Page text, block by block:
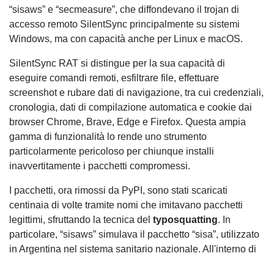
“sisaws” e “secmeasure”, che diffondevano il trojan di
accesso remoto SilentSync principalmente su sistemi
Windows, ma con capacità anche per Linux e macOS.
SilentSync RAT si distingue per la sua capacità di
eseguire comandi remoti, esfiltrare file, effettuare
screenshot e rubare dati di navigazione, tra cui credenziali,
cronologia, dati di compilazione automatica e cookie dai
browser Chrome, Brave, Edge e Firefox. Questa ampia
gamma di funzionalità lo rende uno strumento
particolarmente pericoloso per chiunque installi
inavvertitamente i pacchetti compromessi.
I pacchetti, ora rimossi da PyPI, sono stati scaricati
centinaia di volte tramite nomi che imitavano pacchetti
legittimi, sfruttando la tecnica del typosquatting. In
particolare, “sisaws” simulava il pacchetto “sisa”, utilizzato
in Argentina nel sistema sanitario nazionale. All'interno di